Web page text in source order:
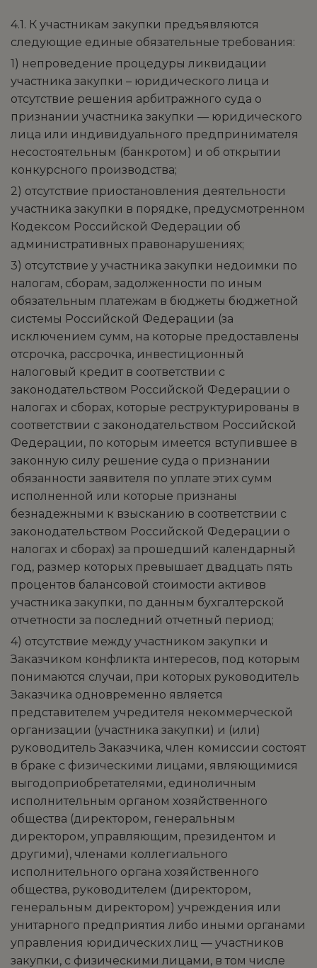
4.1. К участникам закупки предъявляются
следующие единые обязательные требования:
1) непроведение процедуры ликвидации
участника закупки – юридического лица и
отсутствие решения арбитражного суда о
признании участника закупки — юридического
лица или индивидуального предпринимателя
несостоятельным (банкротом) и об открытии
конкурсного производства;
2) отсутствие приостановления деятельности
участника закупки в порядке, предусмотренном
Кодексом Российской Федерации об
административных правонарушениях;
3) отсутствие у участника закупки недоимки по
налогам, сборам, задолженности по иным
обязательным платежам в бюджеты бюджетной
системы Российской Федерации (за
исключением сумм, на которые предоставлены
отсрочка, рассрочка, инвестиционный
налоговый кредит в соответствии с
законодательством Российской Федерации о
налогах и сборах, которые реструктурированы в
соответствии с законодательством Российской
Федерации, по которым имеется вступившее в
законную силу решение суда о признании
обязанности заявителя по уплате этих сумм
исполненной или которые признаны
безнадежными к взысканию в соответствии с
законодательством Российской Федерации о
налогах и сборах) за прошедший календарный
год, размер которых превышает двадцать пять
процентов балансовой стоимости активов
участника закупки, по данным бухгалтерской
отчетности за последний отчетный период;
4) отсутствие между участником закупки и
Заказчиком конфликта интересов, под которым
понимаются случаи, при которых руководитель
Заказчика одновременно является
представителем учредителя некоммерческой
организации (участника закупки) и (или)
руководитель Заказчика, член комиссии состоят
в браке с физическими лицами, являющимися
выгодоприобретателями, единоличным
исполнительным органом хозяйственного
общества (директором, генеральным
директором, управляющим, президентом и
другими), членами коллегиального
исполнительного органа хозяйственного
общества, руководителем (директором,
генеральным директором) учреждения или
унитарного предприятия либо иными органами
управления юридических лиц — участников
закупки, с физическими лицами, в том числе